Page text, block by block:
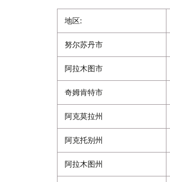
地区:
努尔苏丹市
阿拉木图市
奇姆肯特市
阿克莫拉州
阿克托别州
阿拉木图州